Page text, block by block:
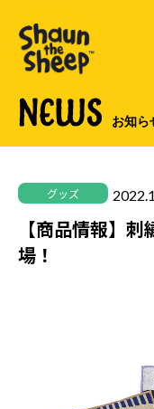
NEWS お知ら
グッズ
【商品情報】
場！